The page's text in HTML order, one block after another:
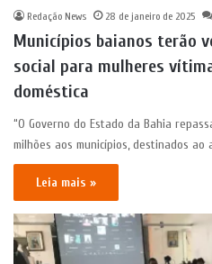
Redação News 28 de janeiro de 2025
Municípios baianos terão
social para mulheres
doméstica
“O Governo do Estado da Bahia
milhões aos municípios, destinados ao
Leia mais »